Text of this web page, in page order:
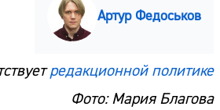
Артур Федоськов
редакционной политике
Фото: Мария Благова